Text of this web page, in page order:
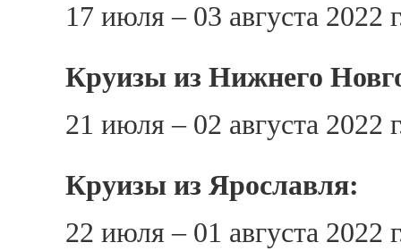
17 июля – 03 августа 2022
Круизы из Нижнего
21 июля – 02 августа 2022
Круизы из Ярославля:
22 июля – 01 августа 2022